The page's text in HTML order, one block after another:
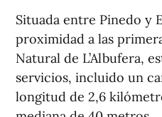
Situada entre Pinedo y
proximidad a las
Natural de L’Albufera,
servicios, incluido un
longitud de 2,6